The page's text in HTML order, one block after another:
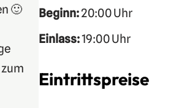
🙂
Beginn:20:00 Uhr
Einlass:19:00 Uhr
Eintrittspreise